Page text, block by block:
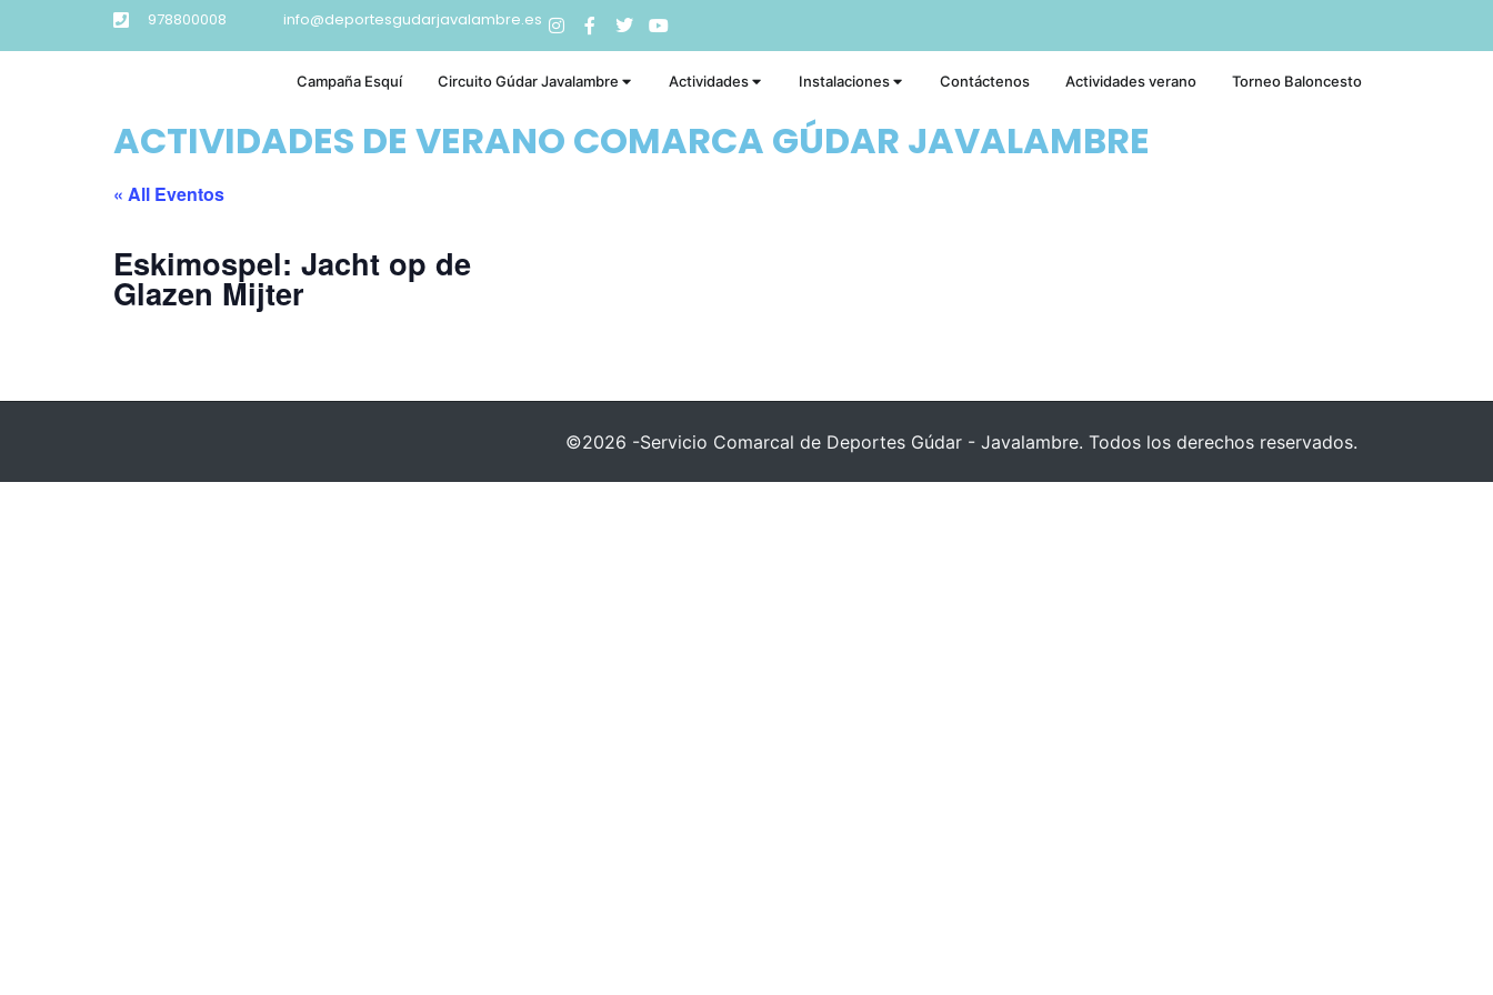
978800008 info@deportesgudarjavalambre.es
Campaña Esquí Circuito Gúdar Javalambre Actividades Instalaciones Contáctenos Actividades verano Torneo Baloncesto
ACTIVIDADES DE VERANO COMARCA GÚDAR JAVALAMBRE
« All Eventos
Eskimospel: Jacht op de
Glazen Mijter
©2026 -Servicio Comarcal de Deportes Gúdar - Javalambre. Todos los derechos reservados.